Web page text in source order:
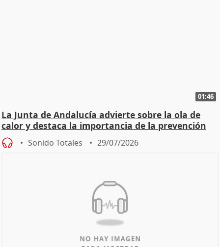
01:46
La Junta de Andalucía advierte sobre la ola de
calor y destaca la importancia de la prevención
Sonido Totales 29/07/2026